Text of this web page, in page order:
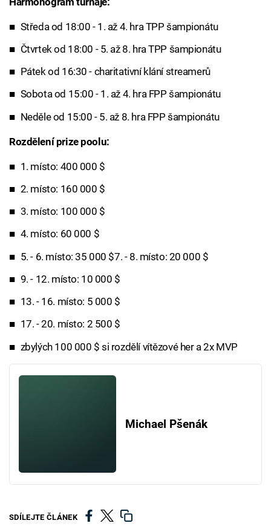
Středa od 18:00 - 1. až 4. hra TPP šampionátu
Čtvrtek od 18:00 - 5. až 8. hra TPP šampionátu
Pátek od 16:30 - charitativní klání streamerů
Sobota od 15:00 - 1. až 4. hra FPP šampionátu
Neděle od 15:00 - 5. až 8. hra FPP šampionátu
Rozdělení prize poolu:
1. místo: 400 000 $
2. místo: 160 000 $
3. místo: 100 000 $
4. místo: 60 000 $
5. - 6. místo: 35 000 $7. - 8. místo: 20 000 $
9. - 12. místo: 10 000 $
13. - 16. místo: 5 000 $
17. - 20. místo: 2 500 $
zbylých 100 000 $ si rozdělí vítězové her a 2x MVP
Michael Pšenák
SDÍLEJTE ČLÁNEK